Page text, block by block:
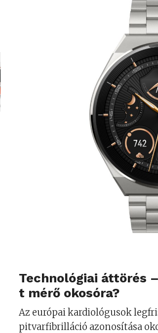
Technológiai áttörés
t mérő okosóra?
Az európai kardiológusok
pitvarfibrilláció azonosítása